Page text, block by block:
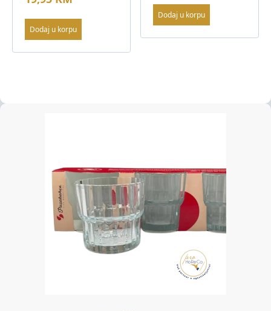
Dodaj u korpu
Dodaj u korpu